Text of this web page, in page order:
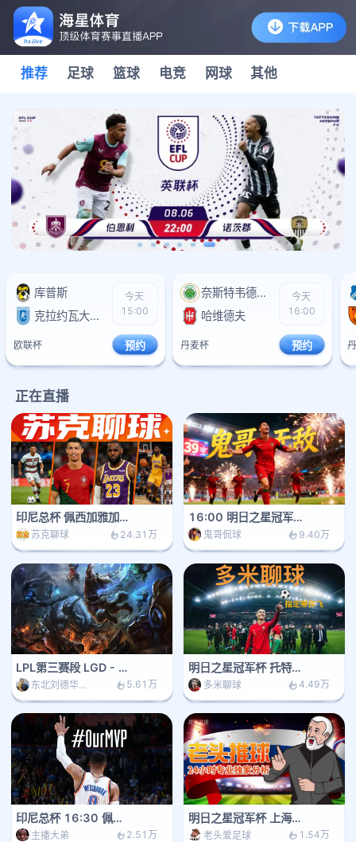
推荐 足球 篮球 电竞 网球 其他
库普斯
0
克拉约瓦大学
0
欧联杯 预约
今天
15:00
奈斯特韦德BK
0
哈维德夫
0
丹麦杯 预约
今天
16:00
正在直播
印尼总杯 佩西加雅加达 VS 阿雷马
苏克聊球 24.31万
16:00 明日之星冠军杯 托特纳姆热刺U17--葡萄牙
鬼哥侃球 9.40万
LPL第三赛段 LGD - TT
东北刘德华推单 5.61万
明日之星冠军杯 托特纳姆热刺U17--葡萄牙体育U17
多米聊球 4.49万
印尼总杯 16:30 佩西加雅加达 - 阿雷马
主播大弟 2.51万
明日之星冠军杯 上海U17--河床U17
老头爱足球 1.54万